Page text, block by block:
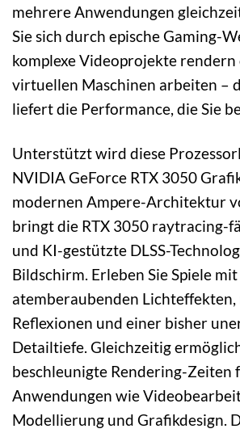
mehrere Anwendungen
Sie sich durch epische Gaming-
komplexe Videoprojekte rendern
virtuellen Maschinen arbeiten –
liefert die Performance, die Sie
Unterstützt wird diese
NVIDIA GeForce RTX 3050
modernen Ampere-Architektur
bringt die RTX 3050 raytracing-
und KI-gestützte DLSS-
Bildschirm. Erleben Sie Spiele mit
atemberaubenden Lichteffekten,
Reflexionen und einer bisher
Detailtiefe. Gleichzeitig
beschleunigte Rendering-Zeiten
Anwendungen wie
Modellierung und Grafikdesign.